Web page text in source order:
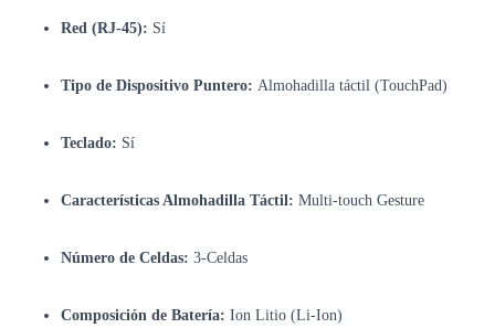
Red (RJ-45): Sí
Tipo de Dispositivo Puntero: Almohadilla táctil (TouchPad)
Teclado: Sí
Características Almohadilla Táctil: Multi-touch Gesture
Número de Celdas: 3-Celdas
Composición de Batería: Ion Litio (Li-Ion)